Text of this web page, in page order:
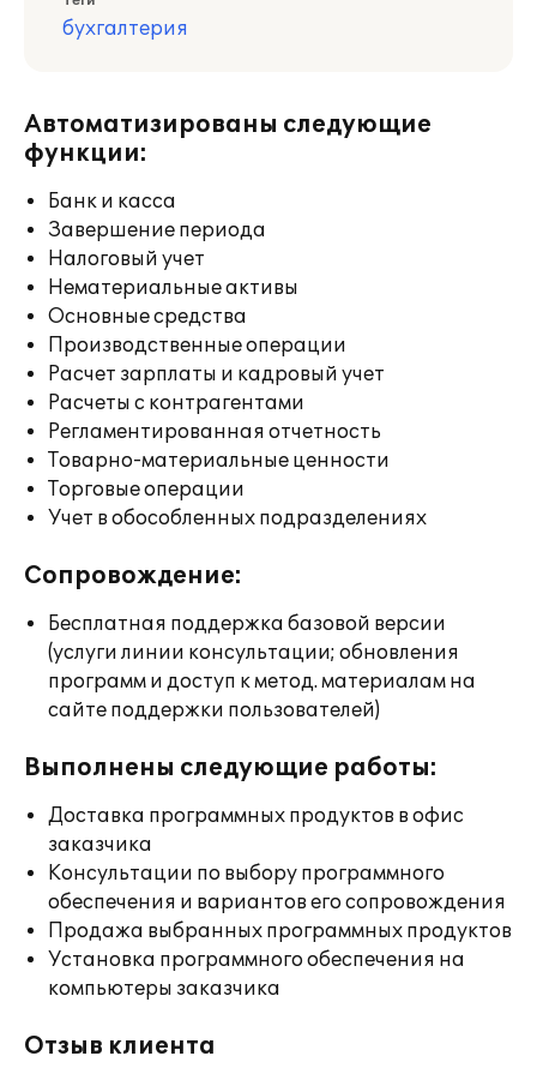
бухгалтерия
Автоматизированы следующие
функции:
Банк и касса
Завершение периода
Налоговый учет
Нематериальные активы
Основные средства
Производственные операции
Расчет зарплаты и кадровый учет
Расчеты с контрагентами
Регламентированная отчетность
Товарно-материальные ценности
Торговые операции
Учет в обособленных подразделениях
Сопровождение:
Бесплатная поддержка базовой версии
(услуги линии консультации; обновления
программ и доступ к метод. материалам на
сайте поддержки пользователей)
Выполнены следующие работы:
Доставка программных продуктов в офис
заказчика
Консультации по выбору программного
обеспечения и вариантов его сопровождения
Продажа выбранных программных продуктов
Установка программного обеспечения на
компьютеры заказчика
Отзыв клиента